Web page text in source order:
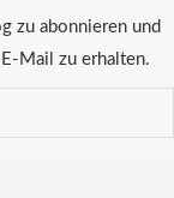
zu abonnieren und
Mail zu erhalten.